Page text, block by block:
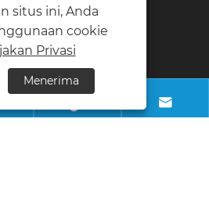

situs ini, Anda
cookie
Privasi
Menerima